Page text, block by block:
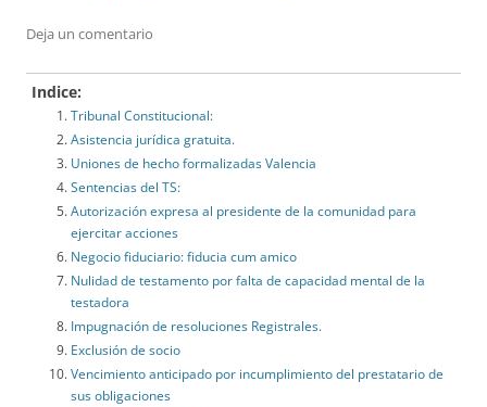
Deja un comentario
Indice:
Tribunal Constitucional:
Asistencia jurídica gratuita.
Uniones de hecho formalizadas Valencia
Sentencias del TS:
Autorización expresa al presidente de la comunidad para
ejercitar acciones
Negocio fiduciario: fiducia cum amico
Nulidad de testamento por falta de capacidad mental de la
testadora
Impugnación de resoluciones Registrales.
Exclusión de socio
Vencimiento anticipado por incumplimiento del prestatario de
sus obligaciones